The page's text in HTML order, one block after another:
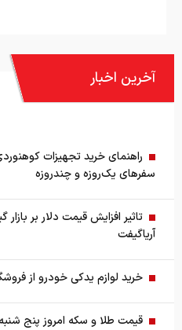
آخرین اخبار
راهنمای خرید تجهیزات
سفرهای یک‌روزه و چندروزه
تاثیر افزایش قیمت دلار بر
آریاگیفت
خرید لوازم یدکی خودرو از
قیمت طلا و سکه امروز پنج شنبه ۱۵ مرداد ۱۴۰۵